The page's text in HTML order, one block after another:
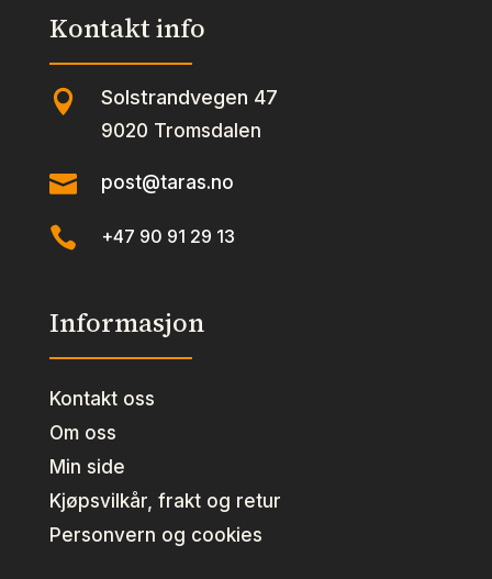
Kontakt info
 Solstrandvegen 47
9020 Tromsdalen
 post@taras.no
 +47 90 91 29 13
Informasjon
Kontakt oss
Om oss
Min side
Kjøpsvilkår, frakt og retur
Personvern og cookies